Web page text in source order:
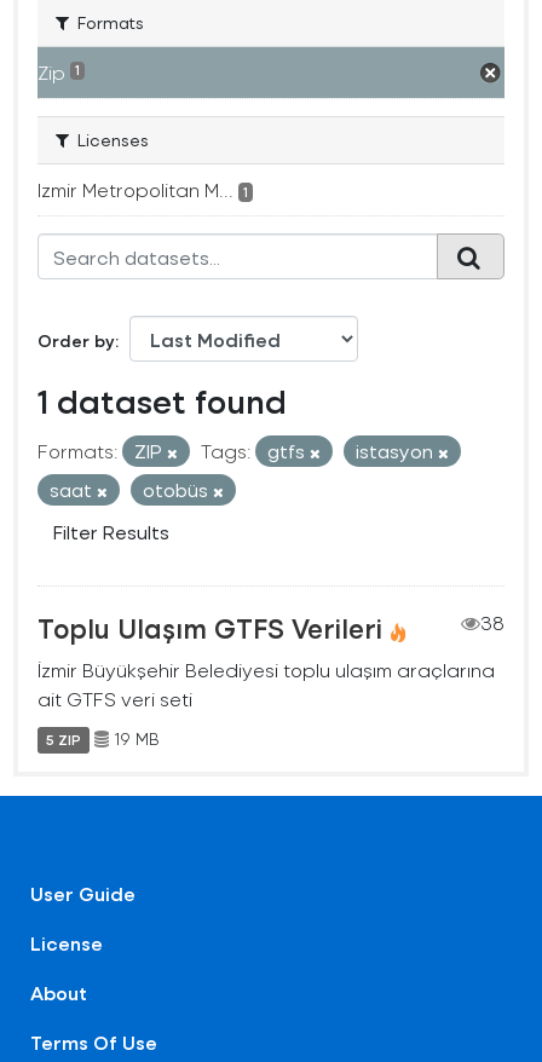
Formats
Zip 1
Licenses
Izmir Metropolitan M... 1
Order by
1 dataset found
Formats: ZIP Tags: gtfs
istasyon
saat
otobüs
Filter Results
Toplu Ulaşım GTFS Verileri
38
İzmir Büyükşehir Belediyesi toplu ulaşım araçlarına
ait GTFS veri seti
5 ZIP 19 MB
User Guide
License
About
Terms Of Use